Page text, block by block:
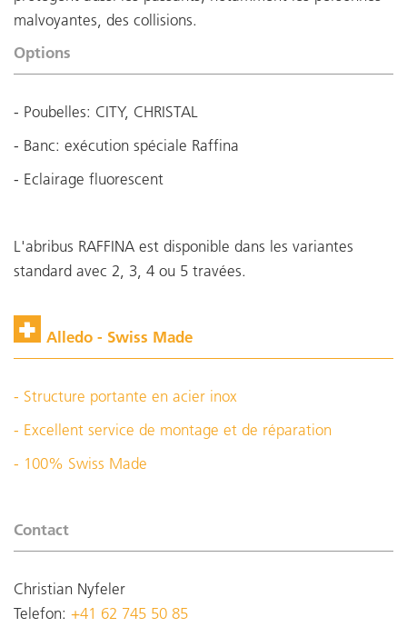
malvoyantes, des collisions.
Options
- Poubelles: CITY, CHRISTAL
- Banc: exécution spéciale Raffina
- Eclairage fluorescent
L'abribus RAFFINA est disponible dans les variantes
standard avec 2, 3, 4 ou 5 travées.
Alledo - Swiss Made
- Structure portante en acier inox
- Excellent service de montage et de réparation
- 100% Swiss Made
Contact
Christian Nyfeler
Telefon: +41 62 745 50 85